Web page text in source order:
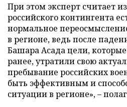
При этом эксперт считает
российского контингента
нормальное
в регионе, ведь после
Башара Асада цели,
ранее, утратили свою
пребывание российских
быть эффективным и
ситуации в регионе», –